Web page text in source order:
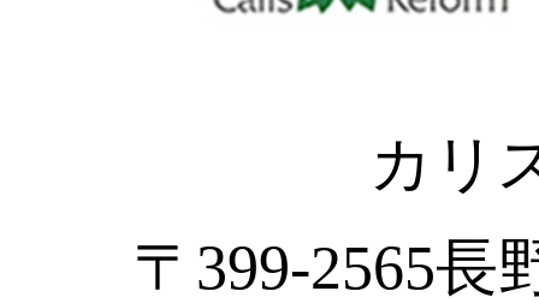
カリ
〒399-2565長